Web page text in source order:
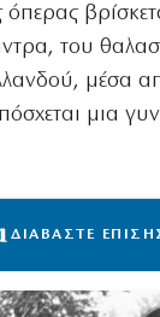
του
μέσα
μια
ΔΙΑΒΑΣΤΕ